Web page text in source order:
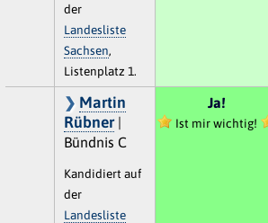
der
Landesliste
Sachsen,
Listenplatz 1.
Martin
Rübner|
Bündnis C
Kandidiert auf
der
Landesliste
Ja!
Ist mir wichtig!